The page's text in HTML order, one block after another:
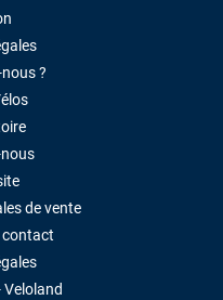
?
de vente
contact
Veloland